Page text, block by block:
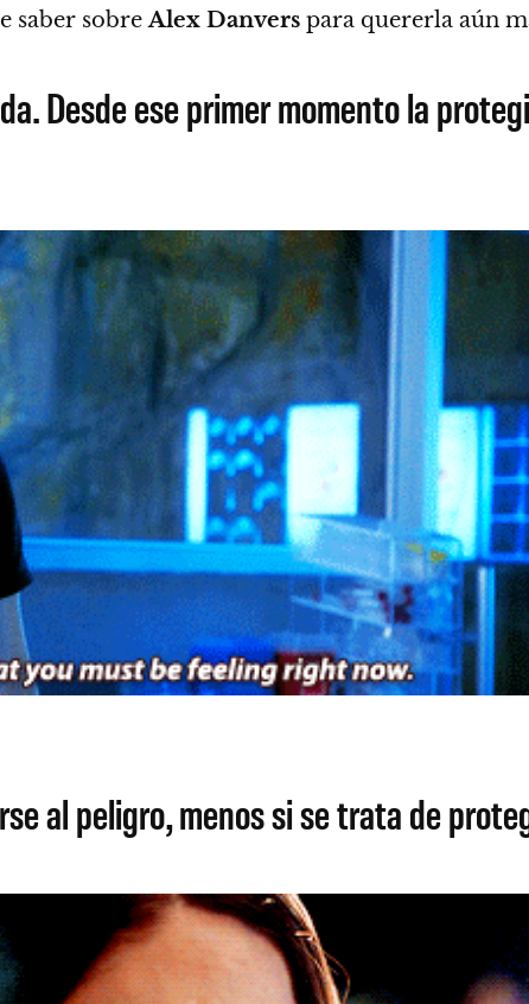
saber sobreAlex Danvers para quererla aún
Desde ese primer momento la
al peligro, menos si se trata de